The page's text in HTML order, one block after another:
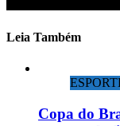
Leia Também
Copa do